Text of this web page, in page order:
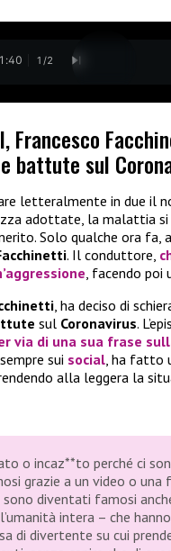
1 /2
Francesco
battute sul
letteralmente in due il
adottate, la malattia si
Solo qualche ora fa,
. Il conduttore,
, facendo poi
, ha deciso di
sul Coronavirus.
via di una sua frase
sui social, ha fatto
alla leggera la
o incaz**to perché ci
grazie a un video o una
diventati famosi
intera – che
di divertente su cui